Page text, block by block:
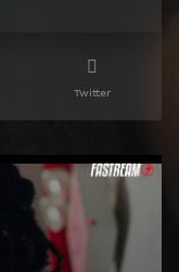
Twitter